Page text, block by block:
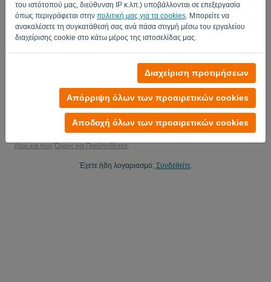
του ιστότοπού μας, διεύθυνση IP κ.λπ.) υποβάλλονται σε επεξεργασία
όπως περιγράφεται στην πολιτική μας για τα cookies . Μπορείτε να
ανακαλέσετε τη συγκατάθεσή σας ανά πάσα στιγμή μέσω του εργαλείου
διαχείρισης cookie στο κάτω μέρος της ιστοσελίδας μας.
Διαχείριση προτιμήσεων
Απόρριψη όλων των προαιρετικών cookies
Αποδοχή όλων των προαιρετικών cookies
Ναι, μπορώ να στείλω ενημερώσεις προϊόντων μου..
Ναι, μπορείτε να μου στείλετε ενημερώσεις μάρκετινγκ.
Ξεκινήστε τη δωρεάν δοκιμή σας
Δεν απαιτείται πιστωτική κάρτα
Δεν υπάρχουν δεσμεύσεις! 100% χωρίς δέσμευση
Τα δεδομένα σας είναι 100% ασφαλή
ήτου και τους Όρους και Προϋποθέσεις.
Έχετε ήδη λογαριασμό; Συνδεθείτε.